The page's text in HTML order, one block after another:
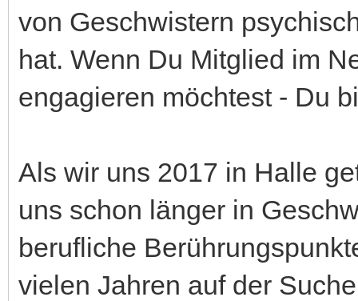
von Geschwistern
hat. Wenn Du Mitglied im
engagieren möchtest - Du
Als wir uns 2017 in Halle
uns schon länger in
berufliche
vielen Jahren auf der